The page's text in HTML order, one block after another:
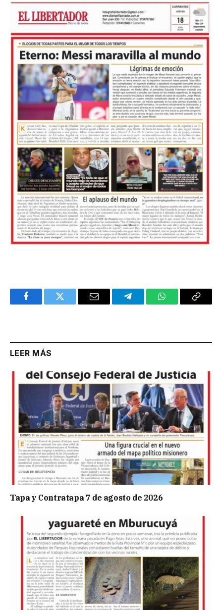
FacebookTwitter Email TelegramWhatsAppCopy
LEER MÁS
Tapa y Contratapa 7 de agosto de 2026